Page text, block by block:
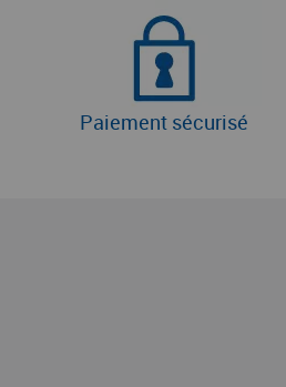
Paiement sécurisé